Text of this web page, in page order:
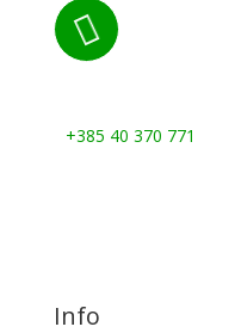

+385 40 370 771
Info